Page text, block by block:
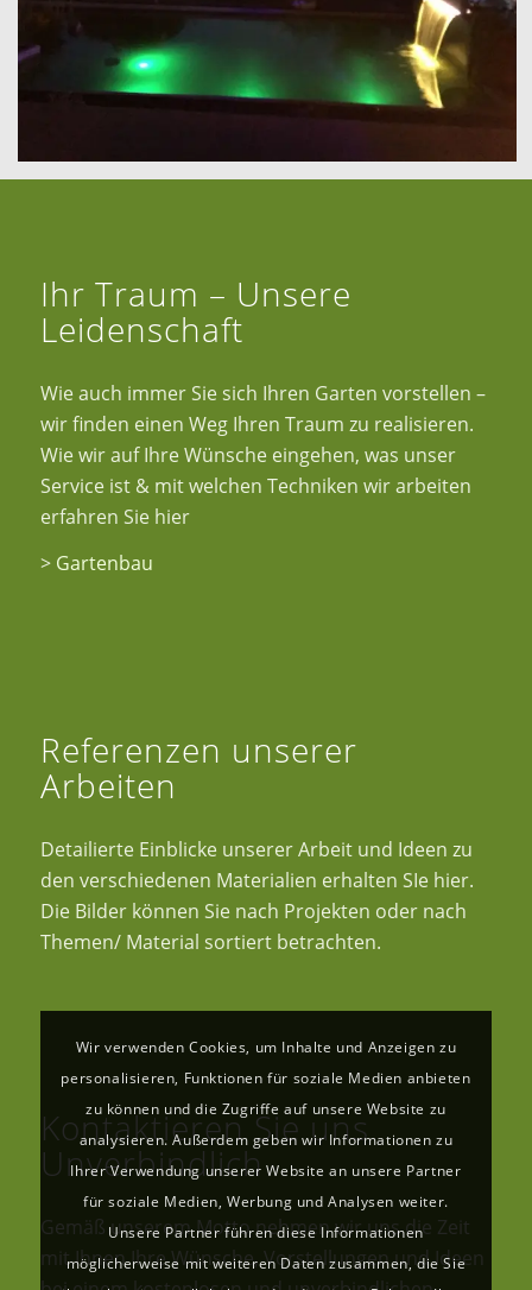
Ihr Traum – Unsere
Leidenschaft
Wie auch immer Sie sich Ihren Garten vorstellen –
wir finden einen Weg Ihren Traum zu realisieren.
Wie wir auf Ihre Wünsche eingehen, was unser
Service ist & mit welchen Techniken wir arbeiten
erfahren Sie hier
> Gartenbau
Referenzen unserer
Arbeiten
Detailierte Einblicke unserer Arbeit und Ideen zu
den verschiedenen Materialien erhalten SIe hier.
Die Bilder können Sie nach Projekten oder nach
Themen/ Material sortiert betrachten.
Kontaktieren Sie uns
Unverbindlich
Gemäß unserem Motto nehmen wir uns die Zeit
mit Ihnen Ihre Wünsche, Vorstellungen und Ideen
Wir verwenden Cookies, um Inhalte und Anzeigen zu
personalisieren, Funktionen für soziale Medien anbieten
zu können und die Zugriffe auf unsere Website zu
analysieren. Außerdem geben wir Informationen zu
Ihrer Verwendung unserer Website an unsere Partner
für soziale Medien, Werbung und Analysen weiter.
Unsere Partner führen diese Informationen
möglicherweise mit weiteren Daten zusammen, die Sie